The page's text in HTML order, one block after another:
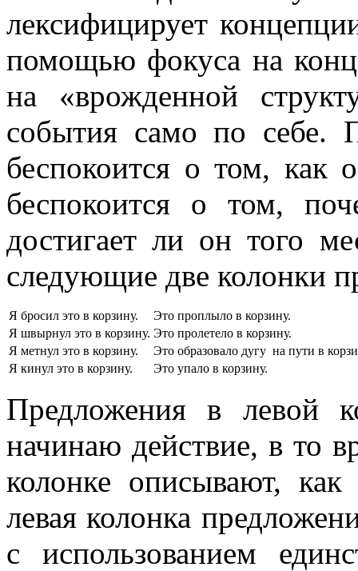
лексифицирует
помощью фокуса на
на «врожденной
события само по себе.
беспокоится о том, как
беспокоится о том,
достигает ли он того
следующие две колонки
Я бросил это в корзину.
Это проплыло в корзину.
Я швырнул это в корзину. Это пролетело в корзину.
Я метнул это в корзину.
Это образовало дугу на пути в
Я кинул это в корзину.
Это упало в корзину.
Предложения в левой
начинаю действие, в то
колонке описывают,
левая колонка
с использованием